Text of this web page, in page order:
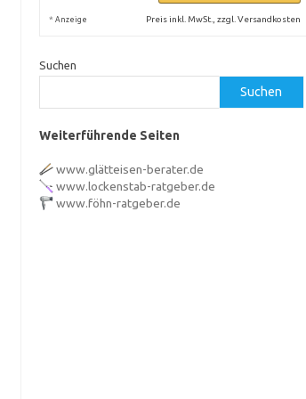
* Anzeige Preis inkl. MwSt., zzgl. Versandkosten
Suchen
Suchen
Weiterführende Seiten
www.glätteisen-berater.de
www.lockenstab-ratgeber.de
www.föhn-ratgeber.de